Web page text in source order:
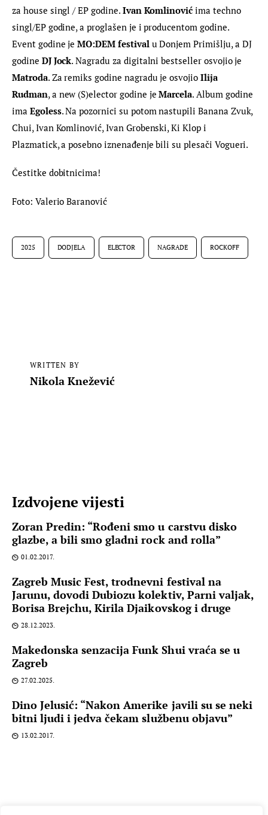
za house singl / EP godine. Ivan Komlinović ima techno
singl/EP godine, a proglašen je i producentom godine.
Event godine je MO:DEM festival u Donjem Primišlju, a DJ
godine DJ Jock. Nagradu za digitalni bestseller osvojio je
Matroda. Za remiks godine nagradu je osvojio Ilija
Rudman, a new (S)elector godine je Marcela. Album godine
ima Egoless. Na pozornici su potom nastupili Banana Zvuk,
Chui, Ivan Komlinović, Ivan Grobenski, Ki Klop i
Plazmatick, a posebno iznenađenje bili su plesači Vogueri.
Čestitke dobitnicima!
Foto: Valerio Baranović
2025 DODJELA ELECTOR NAGRADE ROCKOFF
WRITTEN BY
Nikola Knežević
Izdvojene vijesti
Zoran Predin: “Rođeni smo u carstvu disko
glazbe, a bili smo gladni rock and rolla”
01.02.2017.
Zagreb Music Fest, trodnevni festival na
Jarunu, dovodi Dubiozu kolektiv, Parni valjak,
Borisa Brejchu, Kirila Djaikovskog i druge
28.12.2023.
Makedonska senzacija Funk Shui vraća se u
Zagreb
27.02.2025.
Dino Jelusić: “Nakon Amerike javili su se neki
bitni ljudi i jedva čekam službenu objavu”
13.02.2017.